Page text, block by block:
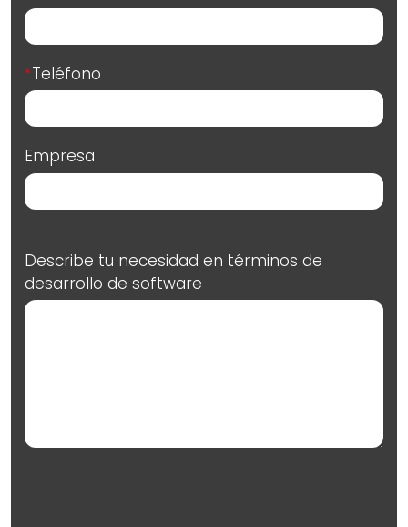
*Teléfono
Empresa
Describe tu necesidad en términos de
desarrollo de software